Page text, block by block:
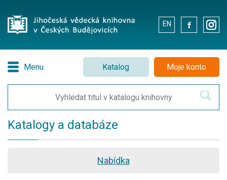
EN . .
Menu Katalog Moje konto
Katalogy a databáze
Nabídka